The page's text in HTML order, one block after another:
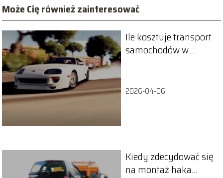
Może Cię również zainteresować
Ile kosztuje transport
samochodów w
2026-04-06
Kiedy zdecydować się
na montaż haka